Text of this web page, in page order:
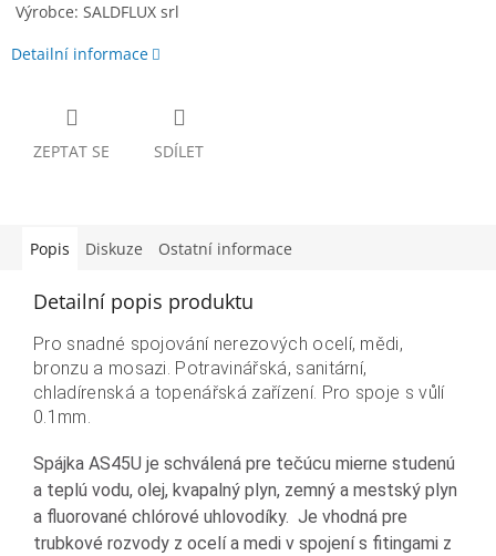
Výrobce: SALDFLUX srl
Detailní informace
ZEPTAT SE SDÍLET
Popis Diskuze Ostatní informace
Detailní popis produktu
Pro snadné spojování nerezových ocelí, mědi,
bronzu a mosazi. Potravinářská, sanitární,
chladírenská a topenářská zařízení. Pro spoje s vůlí
0.1mm.
Spájka AS45U je schválená pre tečúcu mierne studenú
a teplú vodu, olej, kvapalný plyn, zemný a mestský plyn
a fluorované chlórové uhlovodíky. Je vhodná pre
trubkové rozvody z ocelí a medi v spojení s fitingami z